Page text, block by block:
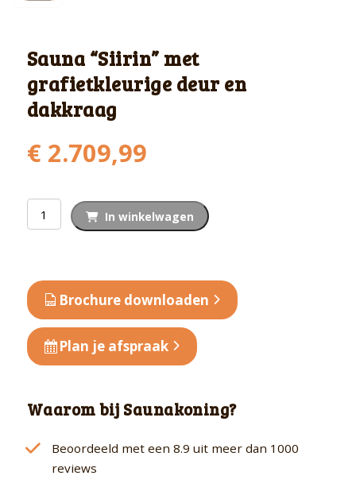
Sauna “Siirin” met
grafietkleurige deur en
dakkraag
€ 2.709,99
Sauna
"Siirin"
deur
en
dakkraag
aantal
In winkelwagen
Brochure downloaden
Plan je afspraak
Waarom bij Saunakoning?
Beoordeeld met een 8.9 uit meer dan 1000
reviews